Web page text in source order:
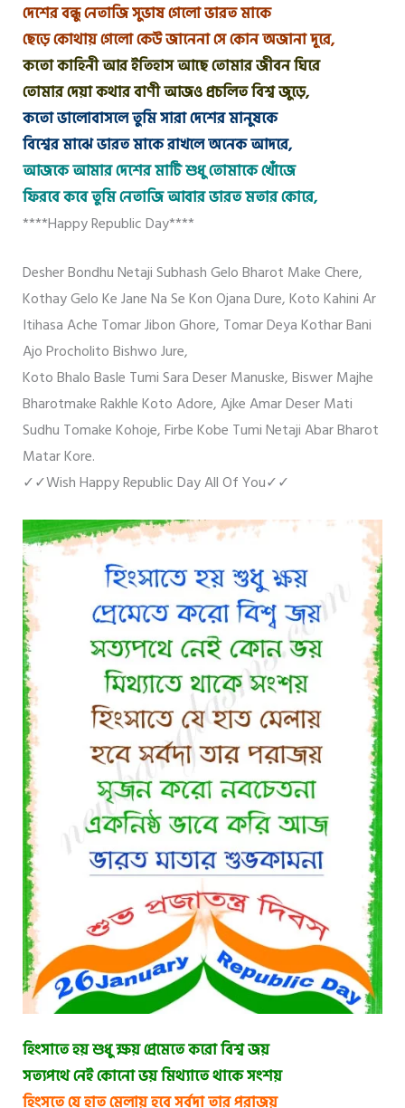
দেশের বন্ধু নেতাজি সুভাষ গেলো ভারত মাকে
ছেড়ে কোথায় গেলো কেউ জানেনা সে কোন অজানা দূরে,
কতো কাহিনী আর ইতিহাস আছে তোমার জীবন ঘিরে
তোমার দেয়া কথার বাণী আজও প্রচলিত বিশ্ব জুড়ে,
কতো ভালোবাসলে তুমি সারা দেশের মানুষকে
বিশ্বের মাঝে ভারত মাকে রাখলে অনেক আদরে,
আজকে আমার দেশের মাটি শুধু তোমাকে খোঁজে
ফিরবে কবে তুমি নেতাজি আবার ভারত মতার কোরে,
****Happy Republic Day****
Desher Bondhu Netaji Subhash Gelo Bharot Make Chere,
Kothay Gelo Ke Jane Na Se Kon Ojana Dure, Koto Kahini Ar
Itihasa Ache Tomar Jibon Ghore, Tomar Deya Kothar Bani
Ajo Procholito Bishwo Jure,
Koto Bhalo Basle Tumi Sara Deser Manuske, Biswer Majhe
Bharotmake Rakhle Koto Adore, Ajke Amar Deser Mati
Sudhu Tomake Kohoje, Firbe Kobe Tumi Netaji Abar Bharot
Matar Kore.
✓✓Wish Happy Republic Day All Of You✓✓
হিংসাতে হয় শুধু ক্ষয় প্রেমেতে করো বিশ্ব জয়
সত্যপথে নেই কোনো ভয় মিথ্যাতে থাকে সংশয়
হিংসতে যে হাত মেলায় হবে সর্বদা তার পরাজয়